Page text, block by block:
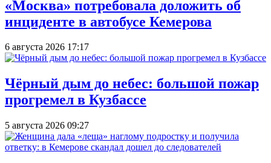
«Москва» потребовала доложить об
инциденте в автобусе Кемерова
6 августа 2026 17:17
Чёрный дым до небес: большой пожар
прогремел в Кузбассе
5 августа 2026 09:27